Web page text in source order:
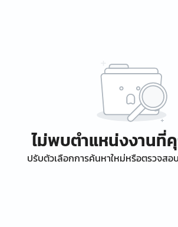
ไม่พบตำแหน่งงานที่
ปรับตัวเลือกการค้นหาใหม่หรือตรวจส